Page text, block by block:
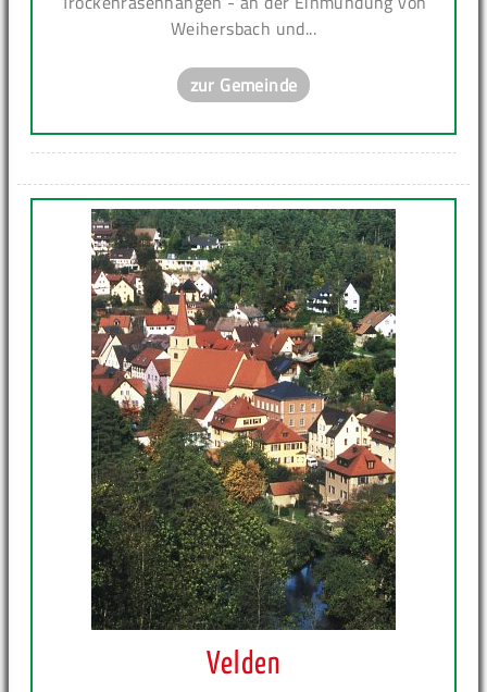
Weihersbach und...
zur Gemeinde
Velden